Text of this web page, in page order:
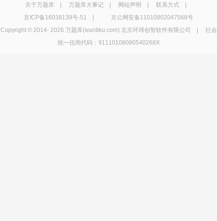
关于万题库| 万题库大事记| 网站声明 联系方式|
京ICP备16038139号-51
京公网安备11010802047568号
Copyright © 2014- 2026 万题库(wantiku.com) 北京环球创智软件有限公司 | 社会
统一信用代码：91110108080540268X